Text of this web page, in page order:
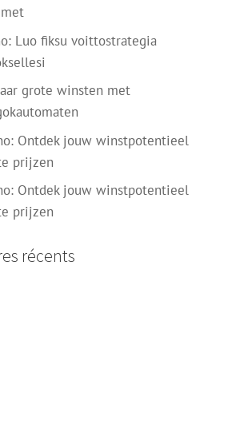
Luo fiksu voittostrategia
grote winsten met
Ontdek jouw winstpotentieel
prijzen
Ontdek jouw winstpotentieel
prijzen
récents